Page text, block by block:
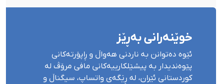
خوێنەرانی بەڕێز
ئێوە دەتوانن بە ناردنی هەواڵ و ڕاپۆرتەکانی
پێوەندیدار بە پیشێلکارییەکانی مافی مرۆڤ لە
کوردستانی ئێران، لە ڕێگەی واتساپ، سیگناڵ و